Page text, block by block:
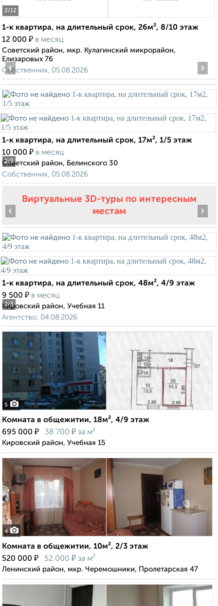
2/12
1-к квартира, на длительный срок, 26м², 8/10 этаж
12 000 ₽ в месяц
Советский район, мкр. Кулагинский микрорайон,
Елизаровых 76
Собственник, 05.08.2026
2/3
‹ ›
1-к квартира, на длительный срок, 17м², 1/5 этаж
10 000 ₽ в месяц
Советский район, Белинского 30
Собственник, 05.08.2026
Виртуальные 3D-туры по интересным
местам
2/3
‹ ›
1-к квартира, на длительный срок, 48м², 4/9 этаж
9 500 ₽ в месяц
Кировский район, Учебная 11
Агентство, 04.08.2026
5
Комната в общежитии, 18м², 4/9 этаж
695 000 ₽ 38 700 ₽ за м²
Кировский район, Учебная 15
4
Комната в общежитии, 10м², 2/3 этаж
520 000 ₽ 52 000 ₽ за м²
Ленинский район, мкр. Черемошники, Пролетарская 47